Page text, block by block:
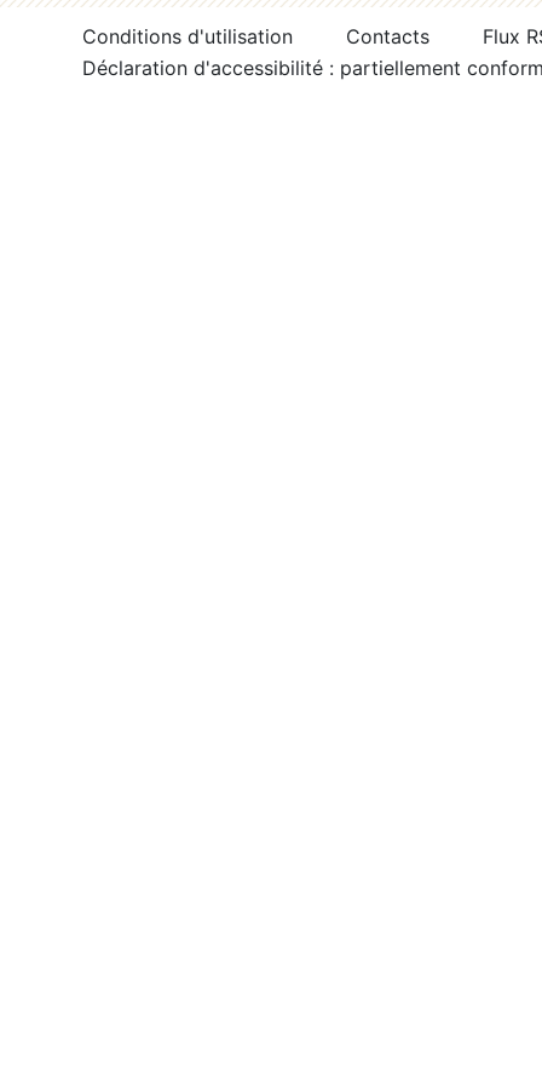
Conditions d'utilisation Contacts
Flux
Déclaration d'accessibilité : partiellement